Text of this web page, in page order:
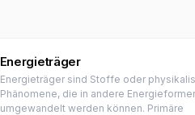
Energieträger
Energieträger sind Stoffe oder
Phänomene, die in andere
umgewandelt werden können. Primäre